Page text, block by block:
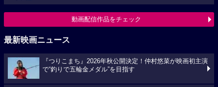
動画配信作品をチェック
最新映画ニュース
『つりこまち』2026年秋公開決定！仲村悠菜が映画初主演
で“釣りで五輪金メダル”を目指す